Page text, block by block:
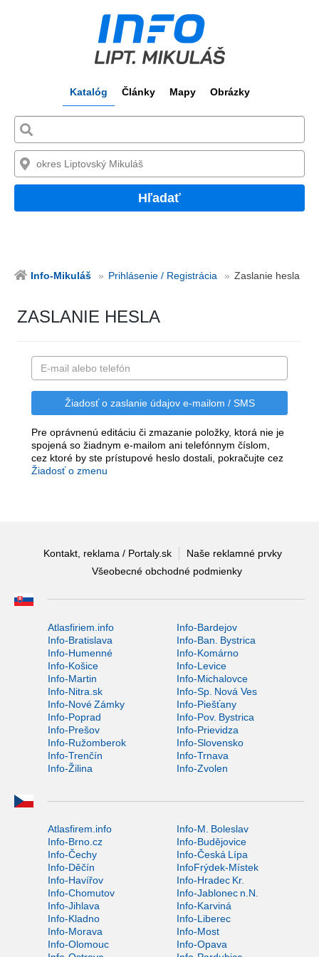
Katalóg Články Mapy Obrázky
Hľadať
Info-Mikuláš Prihlásenie / Registrácia Zaslanie hesla
ZASLANIE HESLA
Pre oprávnenú editáciu či zmazanie položky, ktorá nie je
spojená so žiadnym e-mailom ani telefónnym číslom,
cez ktoré by ste prístupové heslo dostali, pokračujte cez
Žiadosť o zmenu
Kontakt, reklama / Portaly.sk
Naše reklamné prvky
Všeobecné obchodné podmienky
Atlasfiriem.info
Info-Bardejov
Info-Bratislava
Info-Ban. Bystrica
Info-Humenné
Info-Komárno
Info-Košice
Info-Levice
Info-Martin
Info-Michalovce
Info-Nitra.sk
Info-Sp. Nová Ves
Info-Nové Zámky
Info-Piešťany
Info-Poprad
Info-Pov. Bystrica
Info-Prešov
Info-Prievidza
Info-Ružomberok
Info-Slovensko
Info-Trenčín
Info-Trnava
Info-Žilina
Info-Zvolen
Atlasfirem.info
Info-M. Boleslav
Info-Brno.cz
Info-Budějovice
Info-Čechy
Info-Česká Lípa
Info-Děčín
InfoFrýdek-Místek
Info-Havířov
Info-Hradec Kr.
Info-Chomutov
Info-Jablonec n.N.
Info-Jihlava
Info-Karviná
Info-Kladno
Info-Liberec
Info-Morava
Info-Most
Info-Olomouc
Info-Opava